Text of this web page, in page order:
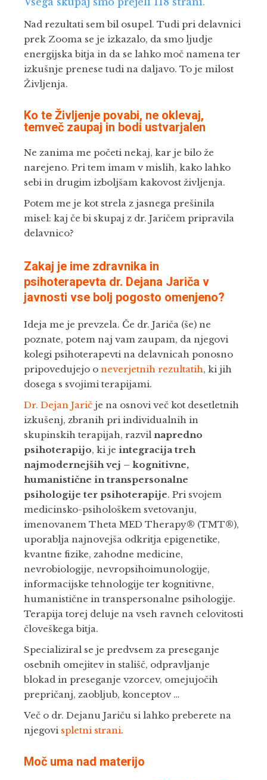
Nad rezultati sem bil osupel. Tudi pri delavnici
prek Zooma se je izkazalo, da smo ljudje
energijska bitja in da se lahko moč namena ter
izkušnje prenese tudi na daljavo. To je milost
Življenja.
Ko te Življenje povabi, ne oklevaj,
temveč zaupaj in bodi ustvarjalen
Ne zanima me početi nekaj, kar je bilo že
narejeno. Pri tem imam v mislih, kako lahko
sebi in drugim izboljšam kakovost življenja.
Potem me je kot strela z jasnega prešinila
misel: kaj če bi skupaj z dr. Jaričem pripravila
delavnico?
Zakaj je ime zdravnika in
psihoterapevta dr. Dejana Jariča v
javnosti vse bolj pogosto omenjeno?
Ideja me je prevzela. Če dr. Jariča (še) ne
poznate, potem naj vam zaupam, da njegovi
kolegi psihoterapevti na delavnicah ponosno
pripovedujejo o neverjetnih rezultatih, ki jih
dosega s svojimi terapijami.
Dr. Dejan Jarič je na osnovi več kot desetletnih
izkušenj, zbranih pri individualnih in
skupinskih terapijah, razvil napredno
psihoterapijo, ki je integracija treh
najmodernejših vej – kognitivne,
humanistične in transpersonalne
psihologije ter psihoterapije. Pri svojem
medicinsko-psihološkem svetovanju,
imenovanem Theta MED Therapy® (TMT®),
uporablja najnovejša odkritja epigenetike,
kvantne fizike, zahodne medicine,
nevrobiologije, nevropsihoimunologije,
informacijske tehnologije ter kognitivne,
humanistične in transpersonalne psihologije.
Terapija torej deluje na vseh ravneh celovitosti
človeškega bitja.
Specializiral se je predvsem za preseganje
osebnih omejitev in stališč, odpravljanje
blokad in preseganje vzorcev, omejujočih
prepričanj, zaobljub, konceptov …
Več o dr. Dejanu Jariču si lahko preberete na
njegovi spletni strani.
Moč uma nad materijo